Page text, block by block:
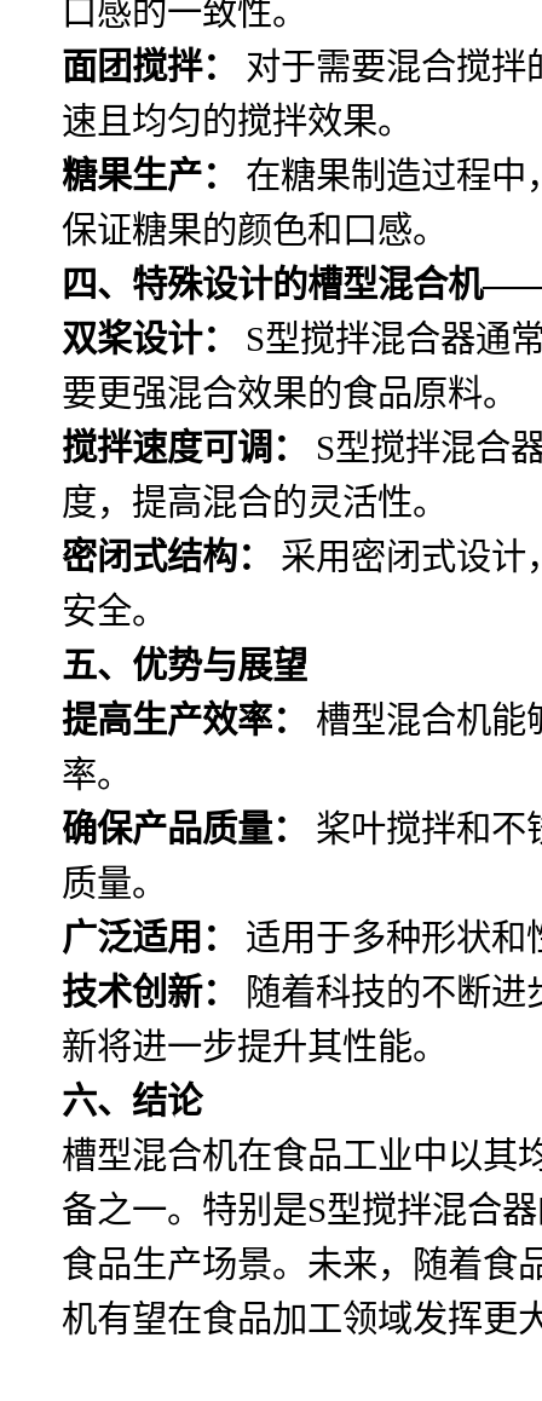
口感的一致性。
面团搅拌：
对于需要混合搅拌
速且均匀的搅拌效果。
糖果生产：
在糖果制造过程中
保证糖果的颜色和口感。
四、特殊设计的槽型混合机
双桨设计：
S型搅拌混合器通
要更强混合效果的食品原料。
搅拌速度可调：
S型搅拌混合
度，提高混合的灵活性。
密闭式结构：
采用密闭式设计
安全。
五、优势与展望
提高生产效率：
槽型混合机能
率。
确保产品质量：
桨叶搅拌和不
质量。
广泛适用：
适用于多种形状和
技术创新：
随着科技的不断
新将进一步提升其性能。
六、结论
槽型混合机在食品工业中以其
备之一。特别是S型搅拌混合
食品生产场景。未来，随着食
机有望在食品加工领域发挥更